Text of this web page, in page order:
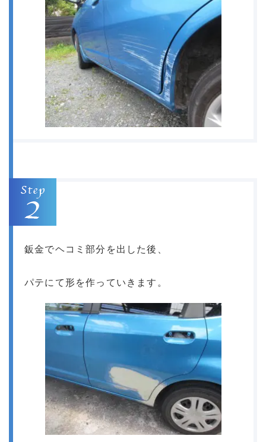
鈑金でヘコミ部分を出した後、
パテにて形を作っていきます。